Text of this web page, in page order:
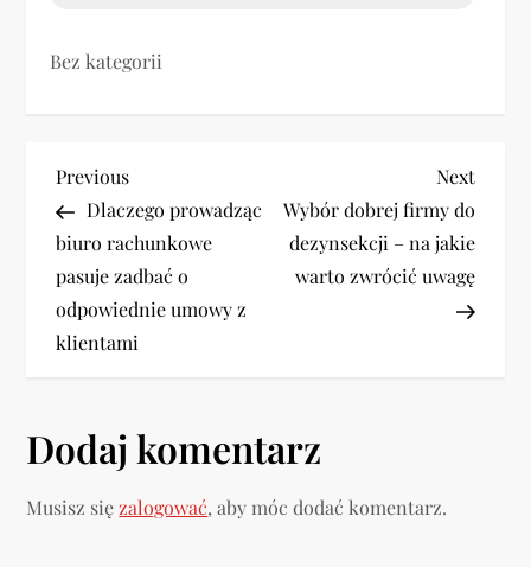
Bez kategorii
N
a
w
i
a
c
Previous
Post
Previous
Dlaczego prowadząc
biuro rachunkowe
pasuje zadbać o
odpowiednie umowy z
klientami
Next
Post
Next
Wybór dobrej firmy do
dezynsekcji – na jakie
warto zwrócić uwagę
Dodaj komentarz
Musisz sięzalogować, aby móc dodać komentarz.